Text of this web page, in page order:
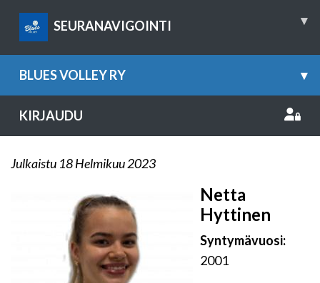
SEURANAVIGOINTI ▾
BLUES VOLLEY RY ▾
KIRJAUDU
Julkaistu 18 Helmikuu 2023
Netta
Hyttinen
Syntymävuosi:
2001